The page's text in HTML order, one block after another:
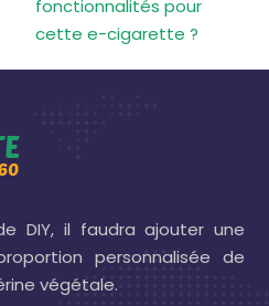
fonctionnalités pour
cette e-cigarette ?
DIY, il faudra ajouter une
personnalisée de
végétale.